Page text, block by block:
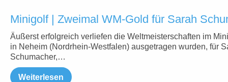
Minigolf | Zweimal WM-Gold für Sarah
Äußerst erfolgreich verliefen die Weltmeisterschaften im
in Neheim (Nordrhein-Westfalen) ausgetragen wurden, für
Schumacher,…
Weiterlesen